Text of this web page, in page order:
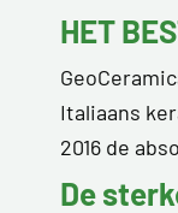
HET
Italiaans
2016 de
De